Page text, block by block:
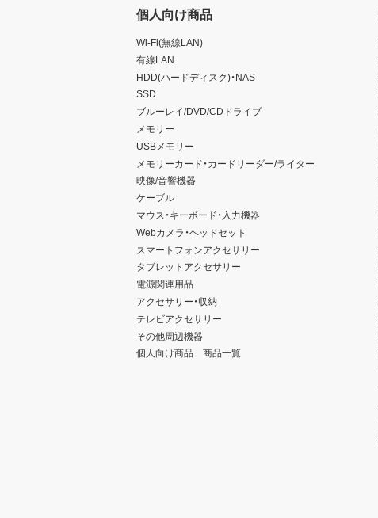
個人向け商品
Wi-Fi(無線LAN)
有線LAN
HDD(ハードディスク)・NAS
SSD
ブルーレイ/DVD/CDドライブ
メモリー
USBメモリー
メモリーカード・カードリーダー/ライター
映像/音響機器
ケーブル
マウス・キーボード・入力機器
Webカメラ・ヘッドセット
スマートフォンアクセサリー
タブレットアクセサリー
電源関連用品
アクセサリー・収納
テレビアクセサリー
その他周辺機器
個人向け商品 商品一覧